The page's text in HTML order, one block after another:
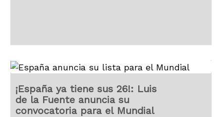
¡España ya tiene sus 26!: Luis
de la Fuente anuncia su
convocatoria para el Mundial